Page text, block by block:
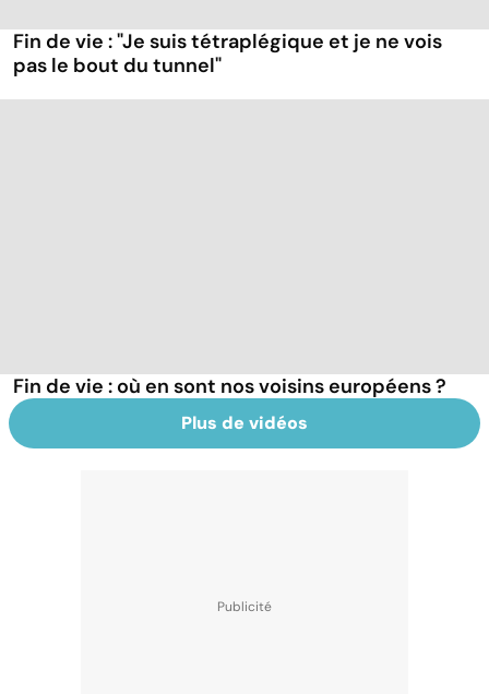
Fin de vie : "Je suis tétraplégique et je ne vois
pas le bout du tunnel"
Fin de vie : où en sont nos voisins européens ?
Plus de vidéos